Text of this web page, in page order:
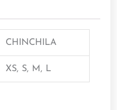
CHINCHILA
XS, S, M, L